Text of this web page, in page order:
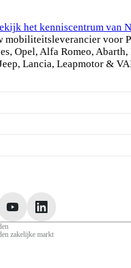
het kenniscentrum van
mobiliteitsleverancier voor
Opel, Alfa Romeo, Abarth,
Lancia, Leapmotor &
maken
Schadeservice
zakelijke markt